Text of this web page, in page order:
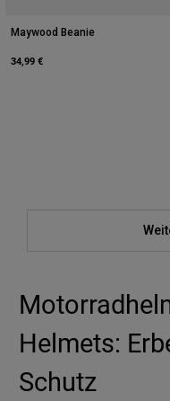
Maywood Beanie
34,99 €
Helmets:
Schutz